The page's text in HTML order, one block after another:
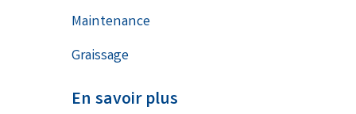
Maintenance
Graissage
En savoir plus